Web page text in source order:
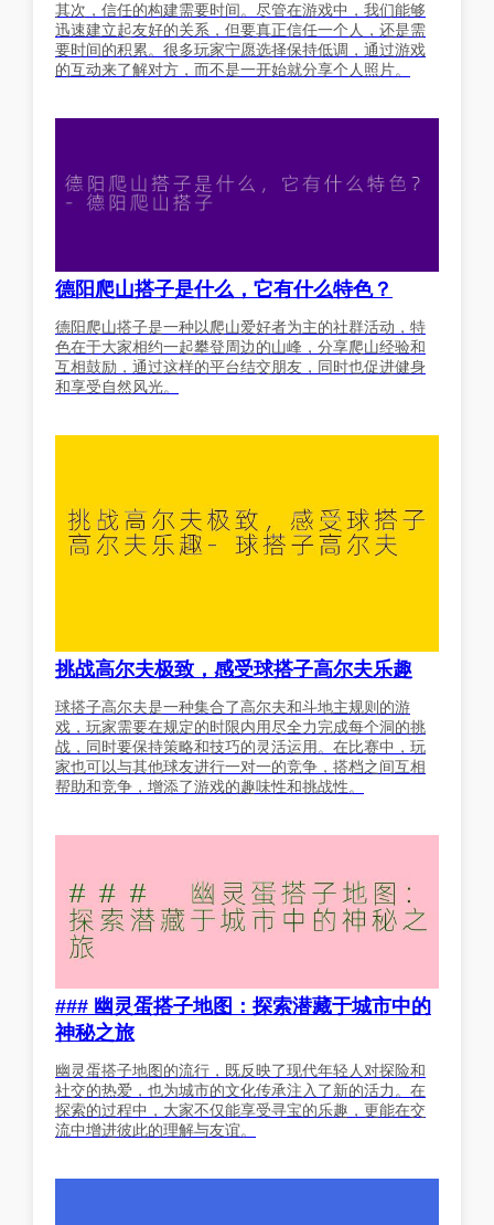
其次，信任的构建需要时间。尽管在游戏中，我们能够
迅速建立起友好的关系，但要真正信任一个人，还是需
要时间的积累。很多玩家宁愿选择保持低调，通过游戏
的互动来了解对方，而不是一开始就分享个人照片。
德阳爬山搭子是什么，它有什么特色？
德阳爬山搭子是一种以爬山爱好者为主的社群活动，特
色在于大家相约一起攀登周边的山峰，分享爬山经验和
互相鼓励，通过这样的平台结交朋友，同时也促进健身
和享受自然风光。
挑战高尔夫极致，感受球搭子高尔夫乐趣
球搭子高尔夫是一种集合了高尔夫和斗地主规则的游
戏，玩家需要在规定的时限内用尽全力完成每个洞的挑
战，同时要保持策略和技巧的灵活运用。在比赛中，玩
家也可以与其他球友进行一对一的竞争，搭档之间互相
帮助和竞争，增添了游戏的趣味性和挑战性。
### 幽灵蛋搭子地图：探索潜藏于城市中的
神秘之旅
幽灵蛋搭子地图的流行，既反映了现代年轻人对探险和
社交的热爱，也为城市的文化传承注入了新的活力。在
探索的过程中，大家不仅能享受寻宝的乐趣，更能在交
流中增进彼此的理解与友谊。